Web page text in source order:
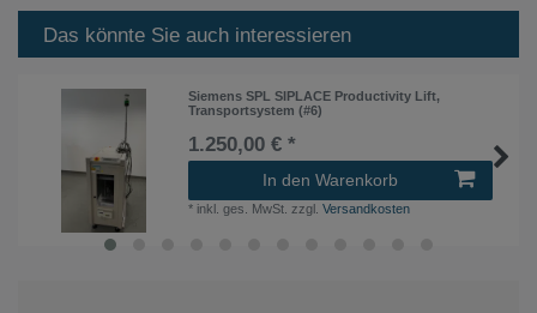
Das könnte Sie auch interessieren
Siemens SPL SIPLACE Productivity Lift,
Transportsystem (#6)
1.250,00 € *
In den Warenkorb
* inkl. ges. MwSt. zzgl.Versandkosten